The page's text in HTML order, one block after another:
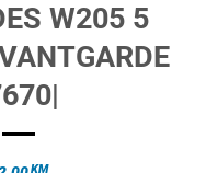
W205 5
KM